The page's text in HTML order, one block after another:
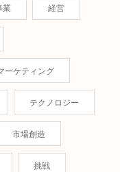
業 経営
ーケティング
テクノロジー
市場創造
挑戦